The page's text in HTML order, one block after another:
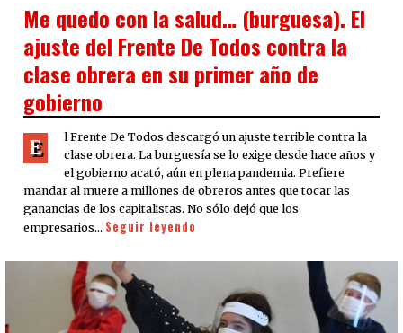
Me quedo con la salud… (burguesa). El
ajuste del Frente De Todos contra la
clase obrera en su primer año de
gobierno
E
l Frente De Todos descargó un ajuste terrible contra la
clase obrera. La burguesía se lo exige desde hace años y
el gobierno acató, aún en plena pandemia. Prefiere
mandar al muere a millones de obreros antes que tocar las
ganancias de los capitalistas. No sólo dejó que los
empresarios… Seguir leyendo